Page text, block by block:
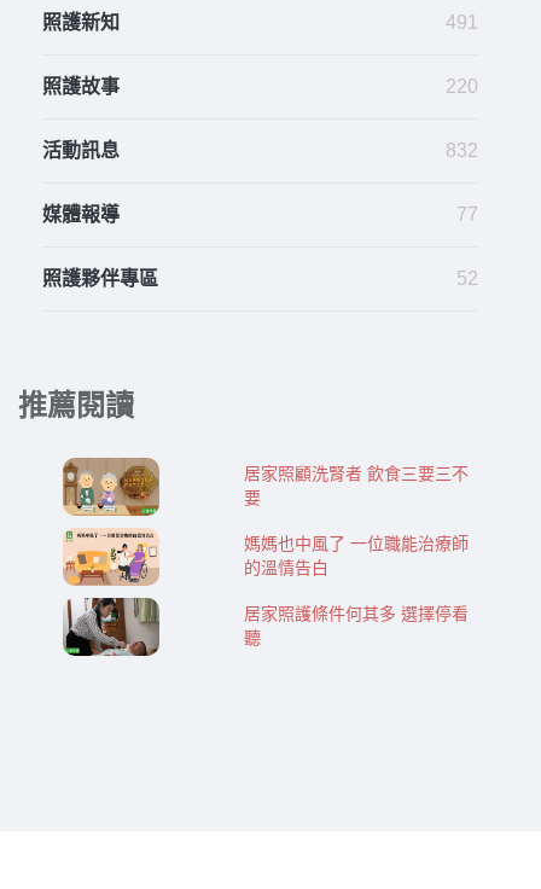
照護新知 491
照護故事 220
活動訊息 832
媒體報導 77
照護夥伴專區 52
推薦閱讀
居家照顧洗腎者 飲食三要三不
要
媽媽也中風了 一位職能治療師
的溫情告白
居家照護條件何其多 選擇停看
聽